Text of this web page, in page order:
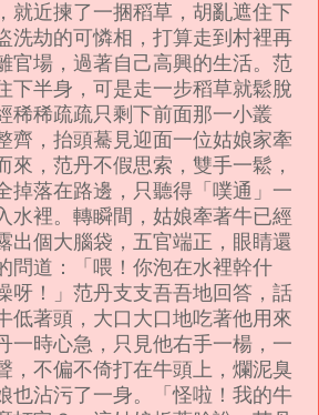
就近揀了一捆稻草，胡亂遮住下
洗劫的可憐相，打算走到村裡再
場，過著自己高興的生活。 范
下半身，可是走一步稻草就鬆脫
稀稀疏疏只剩下前面那一小叢
齊，抬頭驀見迎面一位姑娘家牽
來，范丹不假思索，雙手一鬆，
掉落在路邊，只聽得「噗通」一
裡。 轉瞬間，姑娘牽著牛已經
出個大腦袋，五官端正，眼睛還
問道：「喂！你泡在水裡幹什
！」范丹支支吾吾地回答，話
低著頭，大口大口地吃著他用來
一時心急，只見他右手一楊，一
，不偏不倚打在牛頭上，爛泥臭
沾污了一身。
「怪啦！我的牛